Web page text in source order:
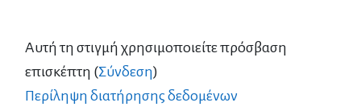
Αυτή τη στιγμή χρησιμοποιείτε πρόσβαση
επισκέπτη (Σύνδεση)
Περίληψη διατήρησης δεδομένων